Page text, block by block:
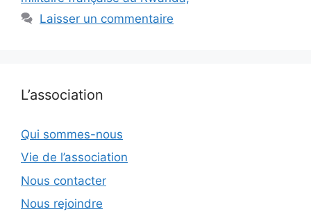
Laisser un commentaire
L’association
Qui sommes-nous
Vie de l’association
Nous contacter
Nous rejoindre